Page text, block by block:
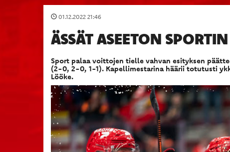
01.12.2022 21:46
ÄSSÄT ASEETON
Sport palaa voittojen tielle vahvan esityksen
(2-0, 2-0, 1-1). Kapellimestarina häärii totutusti
Lööke.